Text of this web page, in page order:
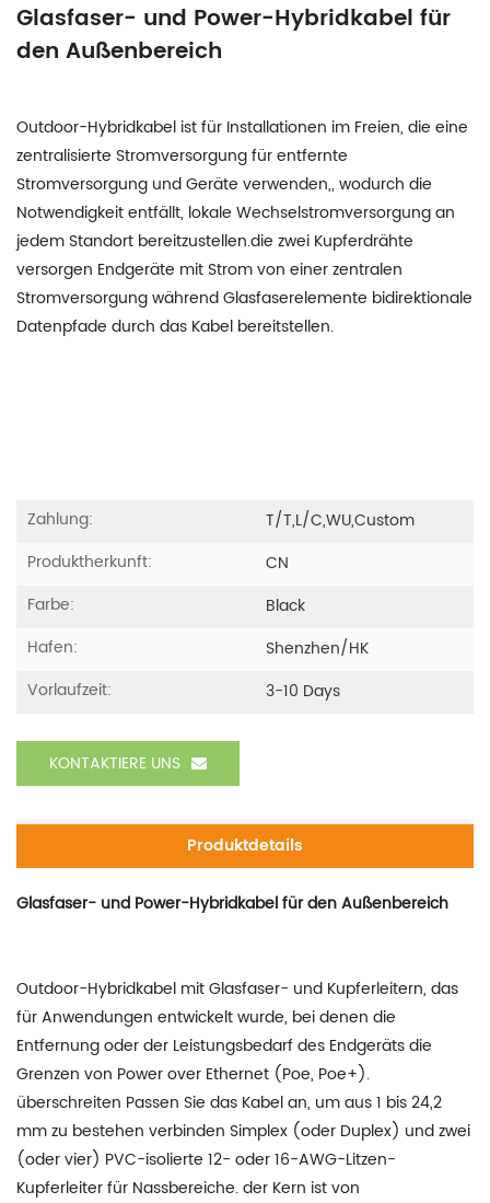
Glasfaser- und Power-Hybridkabel für
den Außenbereich
Outdoor-Hybridkabel ist für Installationen im Freien, die eine
zentralisierte Stromversorgung für entfernte
Stromversorgung und Geräte verwenden,, wodurch die
Notwendigkeit entfällt, lokale Wechselstromversorgung an
jedem Standort bereitzustellen.die zwei Kupferdrähte
versorgen Endgeräte mit Strom von einer zentralen
Stromversorgung während Glasfaserelemente bidirektionale
Datenpfade durch das Kabel bereitstellen.
Zahlung:
T/T,L/C,WU,custom
Produktherkunft:
CN
Farbe:
Black
Hafen:
Shenzhen/HK
Vorlaufzeit:
3-10 Days
KONTAKTIERE UNS
Produktdetails
Glasfaser- und Power-Hybridkabel für den Außenbereich
Outdoor-Hybridkabel mit Glasfaser- und Kupferleitern, das
für Anwendungen entwickelt wurde, bei denen die
Entfernung oder der Leistungsbedarf des Endgeräts die
Grenzen von Power over Ethernet (Poe, Poe+).
überschreiten Passen Sie das Kabel an, um aus 1 bis 24,2
mm zu bestehen verbinden Simplex (oder Duplex) und zwei
(oder vier) PVC-isolierte 12- oder 16-AWG-Litzen-
Kupferleiter für Nassbereiche. der Kern ist von